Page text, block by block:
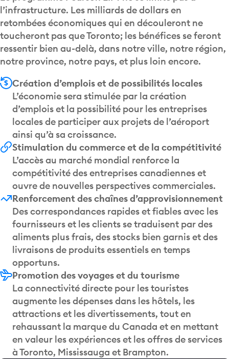
l’infrastructure. Les milliards de dollars en
retombées économiques qui en découleront ne
toucheront pas que Toronto; les bénéfices se feront
ressentir bien au-delà, dans notre ville, notre région,
notre province, notre pays, et plus loin encore.
Création d’emplois et de possibilités locales
L’économie sera stimulée par la création
d’emplois et la possibilité pour les entreprises
locales de participer aux projets de l’aéroport
ainsi qu’à sa croissance.
Stimulation du commerce et de la compétitivité
L’accès au marché mondial renforce la
compétitivité des entreprises canadiennes et
ouvre de nouvelles perspectives commerciales.
Renforcement des chaînes d’approvisionnement
Des correspondances rapides et fiables avec les
fournisseurs et les clients se traduisent par des
aliments plus frais, des stocks bien garnis et des
livraisons de produits essentiels en temps
opportuns.
Promotion des voyages et du tourisme
La connectivité directe pour les touristes
augmente les dépenses dans les hôtels, les
attractions et les divertissements, tout en
rehaussant la marque du Canada et en mettant
en valeur les expériences et les offres de services
à Toronto, Mississauga et Brampton.